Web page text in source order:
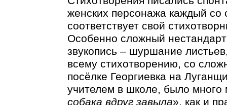
женских персонажа каждый со
соответствует свой
Особенно сложный
звукопись – шуршание
всему стихотворению, со
посёлке Георгиевка на
учителем в школе, было много
собака вдруг завыла», как и